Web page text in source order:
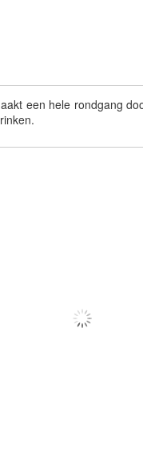
een hele rondgang